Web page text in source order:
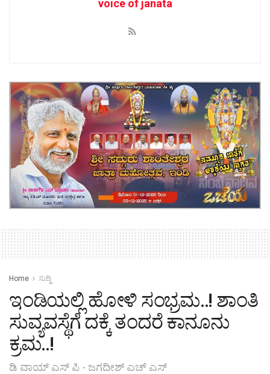
voice of janata
Home ಸುದ್ದಿ
ಇಂಡಿಯಲ್ಲಿ ಹೋಳಿ ಸಂಭ್ರಮ..! ಶಾಂತಿ
ಸುವ್ಯವಸ್ಥೆಗೆ ದಕ್ಕೆ ತಂದರೆ ಕಾನೂನು
ಕ್ರಮ..!
ಡಿ ವಾಯ್ ಎಸ್ ಪಿ - ಜಗದೀಶ್ ಎಚ್ ಎಸ್